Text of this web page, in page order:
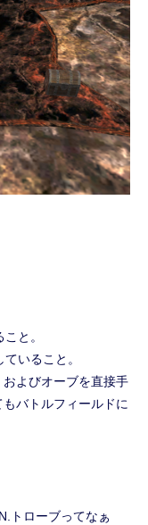
と。
いること。
よびオーブを直接手
バトルフィールドに
トローブってなぁ